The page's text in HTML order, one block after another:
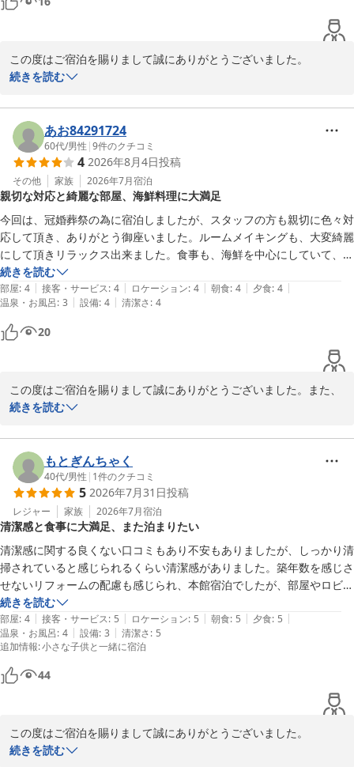
この度はご宿泊を賜りまして誠にありがとうございました。
また、スタッフの接客にご満足いただけました事嬉しい限りでござ
当館は晴れた日には夕日と富士山がすごく綺麗に見える絶好のロケ
ーションと自負しております。
機会がございましたら又お越しくださいませ。
またお会いできるのを楽しみにしております。
たてやま鏡ヶ浦温泉 館山シーサイドホテル
続きを読む
あお84291724
60代/男性 |9件のクチコミ
4 2026年8月4日投稿
その他 家族 2026年7月宿泊
親切な対応と綺麗な部屋、海鮮料理に大満足
今回は、冠婚葬祭の為に宿泊しましたが、スタッフの方も親切に色々対
応して頂き、ありがとう御座いました。ルームメイキングも、大変綺麗
にして頂きリラックス出来ました。食事も、海鮮を中心にしていて、美
味しかったです。
続きを読む
部屋: 4 | 接客・サービス: 4 | ロケーション: 4 | 朝食: 4 | 夕食: 4 |
温泉・お風呂: 3 | 設備: 4 | 清潔さ: 4
20
この度はご宿泊を賜りまして誠にありがとうございました。また、
お部屋やお食事にご満足いただけました事嬉しい限りでございま
お客様にお泊り頂きましたアネックス館のエグゼクティブルームは
51平方メートルと広く椰子の木に囲まれた館山湾の景色もリゾート
感満載で晴れた日には夕日と富士山がすごく綺麗に見える絶好のロ
ケーションと自負しております。
機会がございましたら又お越しくださいませ。
たてやま鏡ヶ浦温泉 館山シーサイドホテル
2026-08-05
続きを読む
もとぎんちゃく
40代/男性 | 1件のクチコミ
5 2026年7月31日投稿
レジャー 家族 2026年7月宿泊
清潔感と食事に大満足、また泊まりたい
清潔感に関する良くない口コミもあり不安もありましたが、しっかり清
掃されていると感じられるくらい清潔感がありました。築年数を感じさ
せないリフォームの配慮も感じられ、本館宿泊でしたが、部屋やロビ
ー、通路など、この価格帯にしたらとても良かったです。
朝食、夕食共に品数が多く、特に夕食に関してはこんなに出して大丈夫
なのというくらい品数とボリュームがあり、家族皆が大満足でした。
子連れでしたが、スタッフが優しく接してくれて、室内の双眼鏡の使い
方も教えてもらえるなど、こちらも非常に満足でした。
機会があれば、また泊まってみたいと思える内容でした。
なお、ホテル側とは直接関係ないのですが、外国の宿泊客が夜中まで大
声でずっと騒いだり、部屋で走り回っており、うるさくて寝れなかった
です。
この部分は運しだいでしょうか。。。
続きを読む
部屋: 4 | 接客・サービス: 5 | ロケーション: 5 | 朝食: 5 | 夕食: 5 |
温泉・お風呂: 4 | 設備: 3 | 清潔さ: 5
追加情報:小さな子供と一緒に宿泊
44
この度はご宿泊を賜りまして誠にありがとうございました。
お食事やお部屋などにご満足いただけました事嬉しい限りでござい
続きを読む